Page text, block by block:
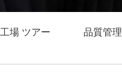
工場 ツアー
品質管理